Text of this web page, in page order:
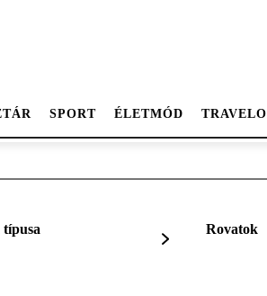
SPORT ÉLETMÓD TRAVELO
Rovatok